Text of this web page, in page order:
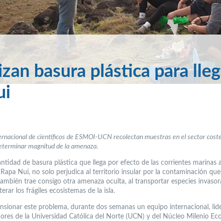
basura plástica para
de científicos de ESMOI-UCN recolectan muestras en el sector
magnitud de la amenaza.
de basura plástica que llega por efecto de las corrientes marinas
Nui, no solo perjudica al territorio insular por la contaminación que
trae consigo otra amenaza oculta, al transportar especies
los frágiles ecosistemas de la isla.
este problema, durante dos semanas un equipo internacional,
de la Universidad Católica del Norte (UCN) y del Núcleo Milenio